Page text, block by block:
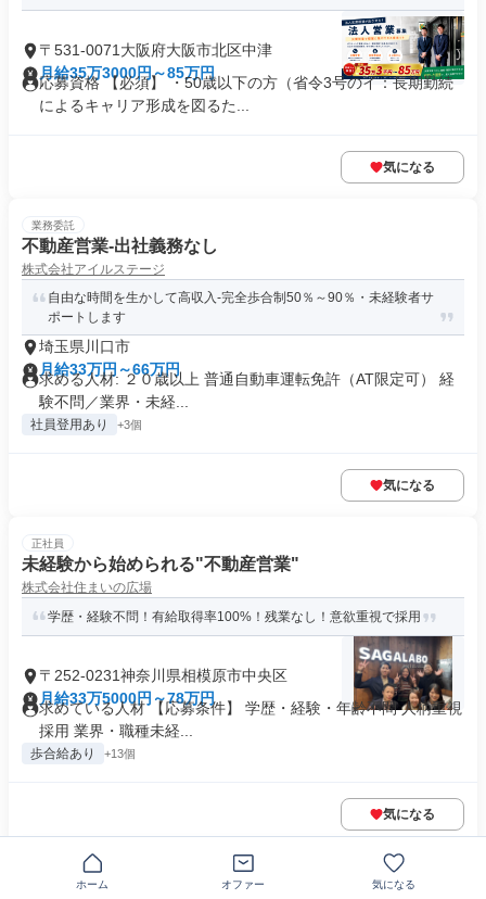
〒531-0071大阪府大阪市北区中津
月給35万3000円～85万円
応募資格 【必須】 ・50歳以下の方（省令3号のイ：長期勤続
によるキャリア形成を図るた...
気になる
業務委託
不動産営業-出社義務なし
株式会社アイルステージ
自由な時間を生かして高収入-完全歩合制50％～90％・未経験者サ
ポートします
埼玉県川口市
月給33万円～66万円
求める人材: ２０歳以上 普通自動車運転免許（AT限定可） 経
験不問／業界・未経...
社員登用あり +3個
気になる
正社員
未経験から始められる"不動産営業"
株式会社住まいの広場
学歴・経験不問！有給取得率100%！残業なし！意欲重視で採用
〒252-0231神奈川県相模原市中央区
月給33万5000円～78万円
求めている人材 【応募条件】 学歴・経験・年齢不問 人柄重視
採用 業界・職種未経...
歩合給あり +13個
気になる
【正社員】研究用試薬の営業担当(未経験歓迎/研修充実/
ホーム オファー 気になる